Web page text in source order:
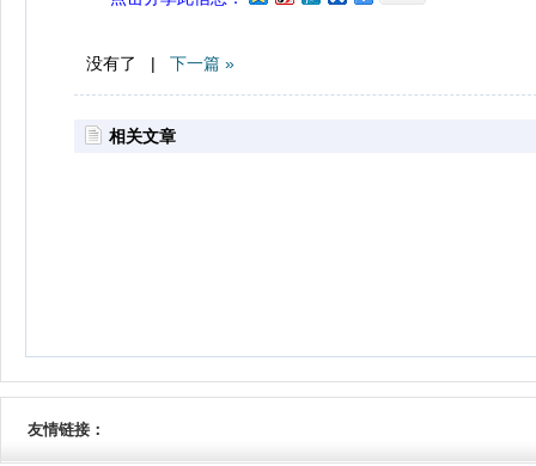
没有了 | 下一篇 »
相关文章
友情链接：